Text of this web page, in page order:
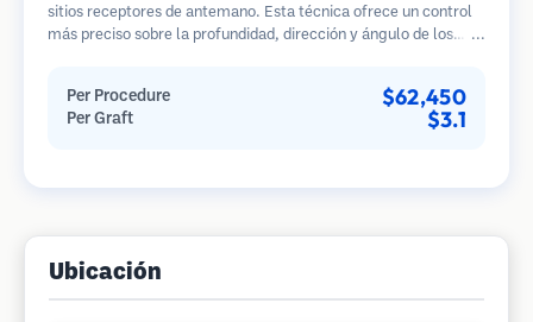
sitios receptores de antemano. Esta técnica ofrece un control
más preciso sobre la profundidad, dirección y ángulo de los
Per Procedure $62,450
Per Graft $3.1
Ubicación